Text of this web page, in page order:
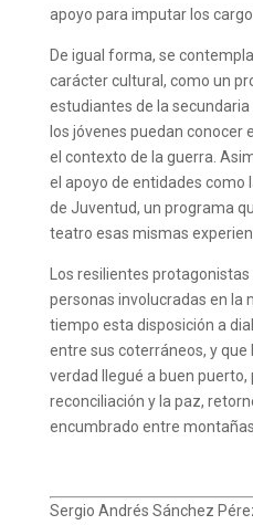
apoyo para imputar los
De igual forma, se
carácter cultural, como un
estudiantes de la secundaria
los jóvenes puedan conocer
el contexto de la guerra.
el apoyo de entidades como
de Juventud, un programa
teatro esas mismas
Los resilientes
personas involucradas en la
tiempo esta disposición a
entre sus coterráneos, y que
verdad llegué a buen puerto,
reconciliación y la paz,
encumbrado entre montañas.
Sergio Andrés Sánchez